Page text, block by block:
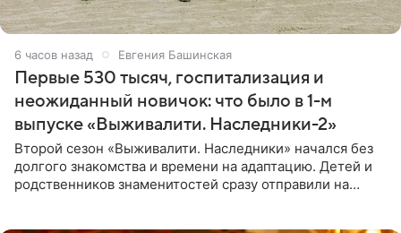
6 часов назад Евгения Башинская
Первые 530 тысяч, госпитализация и
неожиданный новичок: что было в 1-м
выпуске «Выживалити. Наследники-2»
Второй сезон «Выживалити. Наследники» начался без
долгого знакомства и времени на адаптацию. Детей и
родственников знаменитостей сразу отправили на